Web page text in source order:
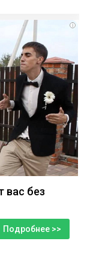
i
вас без
Подробнее >>